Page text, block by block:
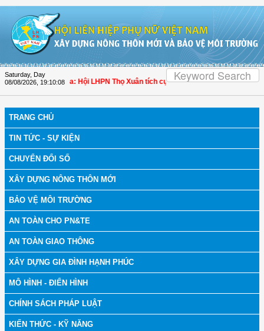
Saturday, Day
08/08/2026 19:10:09
| Thanh Hóa: Hội LHPN Thọ Xuân tích cực góp phần nâng cao tỷ lệ người
TRANG CHỦ
TIN TỨC - SỰ KIỆN
CHUYỂN ĐỔI SỐ
XÂY DỰNG NÔNG THÔN MỚI
BẢO VỆ MÔI TRƯỜNG
AN TOÀN CHO PN&TE
AN TOÀN GIAO THÔNG
XÂY DỰNG GIA ĐÌNH HẠNH PHÚC
MÔ HÌNH - ĐIỂN HÌNH
CHÍNH SÁCH PHÁP LUẬT
KIẾN THỨC - KỸ NĂNG